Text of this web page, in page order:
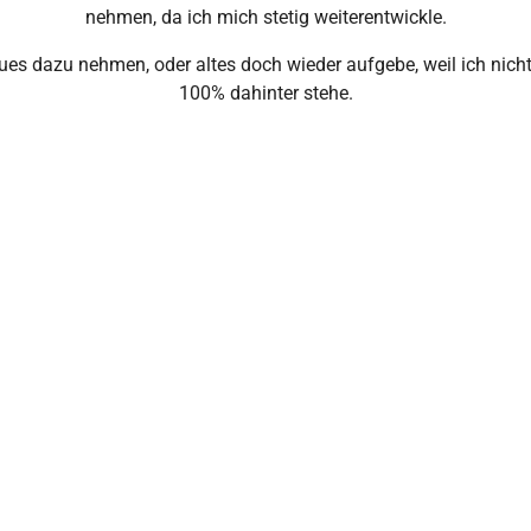
nehmen, da ich mich stetig weiterentwickle.
dazu nehmen, oder altes doch wieder aufgebe, weil ich
100% dahinter stehe.